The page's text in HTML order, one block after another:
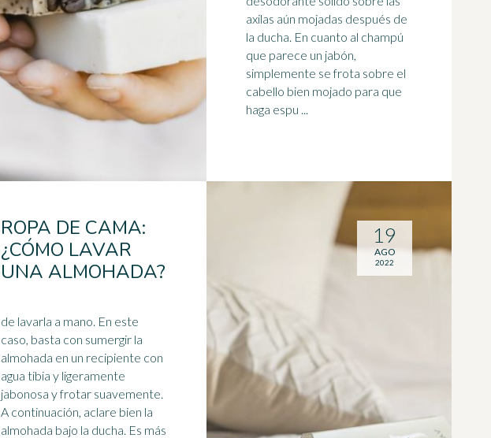
axilas aún mojadas después de
la ducha. En cuanto al champú
que parece un jabón,
simplemente se frota sobre el
cabello bien mojado para que
haga espu ...
ROPA DE CAMA:
¿CÓMO LAVAR
UNA ALMOHADA?
de lavarla a mano. En este
caso, basta con sumergir la
almohada en un recipiente con
agua tibia y ligeramente
jabonosa y frotar suavemente.
A continuación, aclare bien la
almohada bajo la ducha. Es más
19
AGO
2022